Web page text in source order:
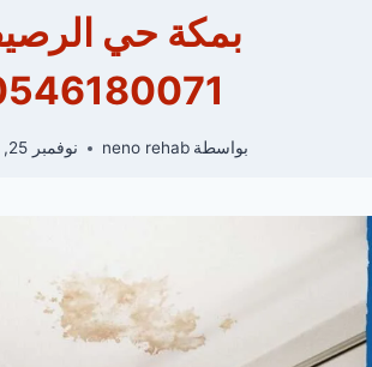
بمكة حي
بواسطة neno rehab نوفمبر 25, 2024